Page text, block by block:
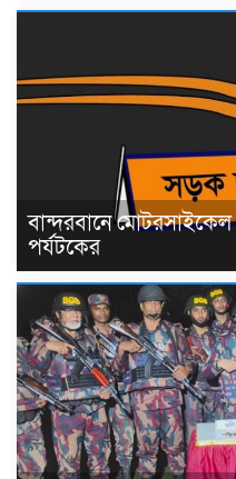
বান্দরবানে
পর্যটকের